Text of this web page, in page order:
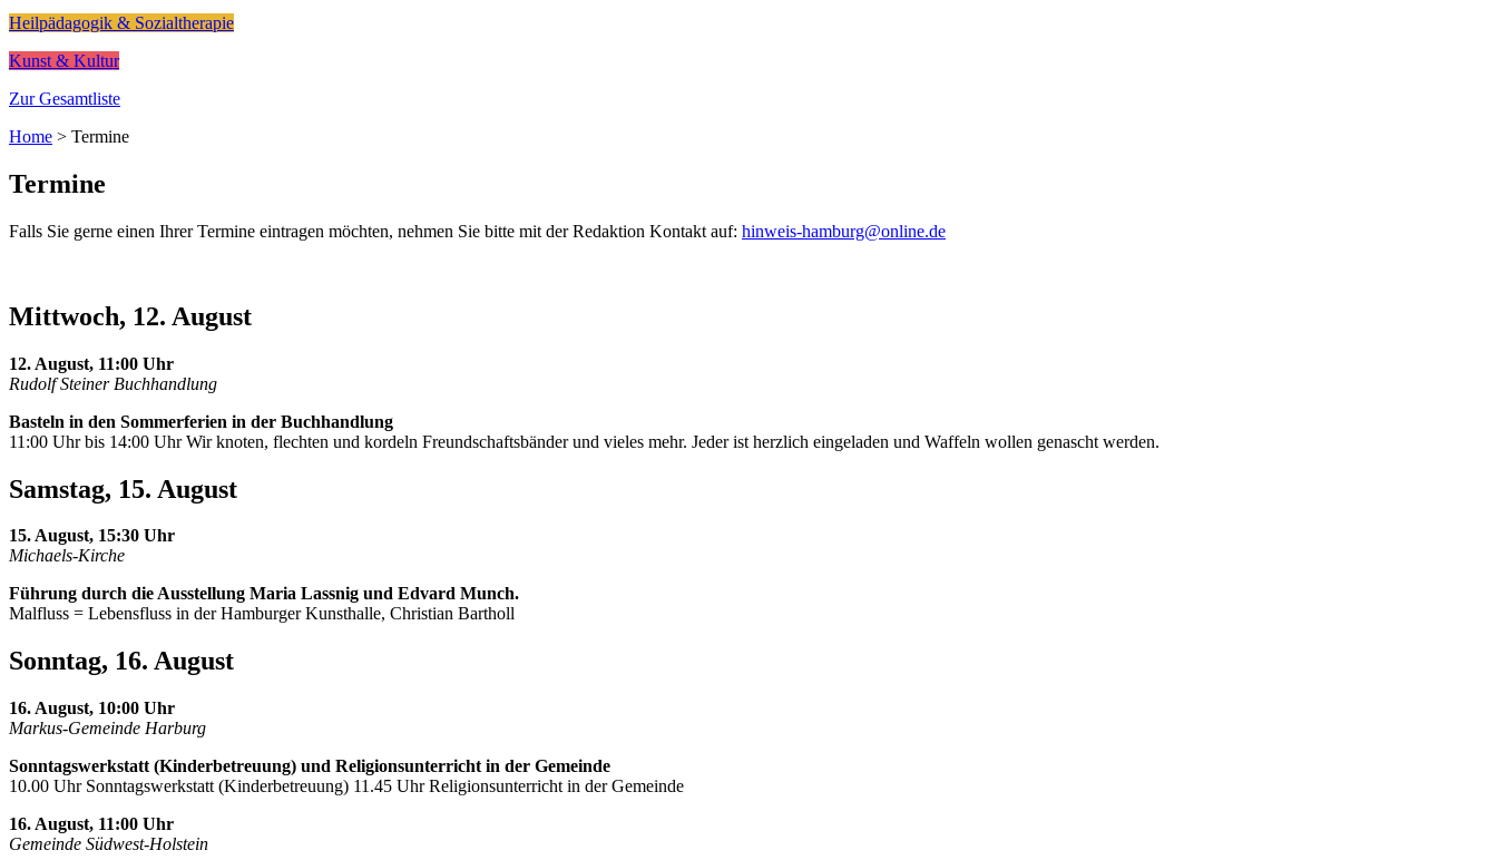
Heilpädagogik & Sozialtherapie
Kunst & Kultur
Zur Gesamtliste
Home > Termine
Termine
Falls Sie gerne einen Ihrer Termine eintragen möchten, nehmen Sie bitte mit der Redaktion Kontakt auf: hinweis-hamburg@online.de
Mittwoch, 12. August
12. August, 11:00 Uhr
Rudolf Steiner Buchhandlung
Basteln in den Sommerferien in der Buchhandlung
11:00 Uhr bis 14:00 Uhr Wir knoten, flechten und kordeln Freundschaftsbänder und vieles mehr. Jeder ist herzlich eingeladen und Waffeln wollen genascht werden.
Samstag, 15. August
15. August, 15:30 Uhr
Michaels-Kirche
Führung durch die Ausstellung Maria Lassnig und Edvard Munch.
Malfluss = Lebensfluss in der Hamburger Kunsthalle, Christian Bartholl
Sonntag, 16. August
16. August, 10:00 Uhr
Markus-Gemeinde Harburg
Sonntagswerkstatt (Kinderbetreuung) und Religionsunterricht in der Gemeinde
10.00 Uhr Sonntagswerkstatt (Kinderbetreuung) 11.45 Uhr Religionsunterricht in der Gemeinde
16. August, 11:00 Uhr
Gemeinde Südwest-Holstein